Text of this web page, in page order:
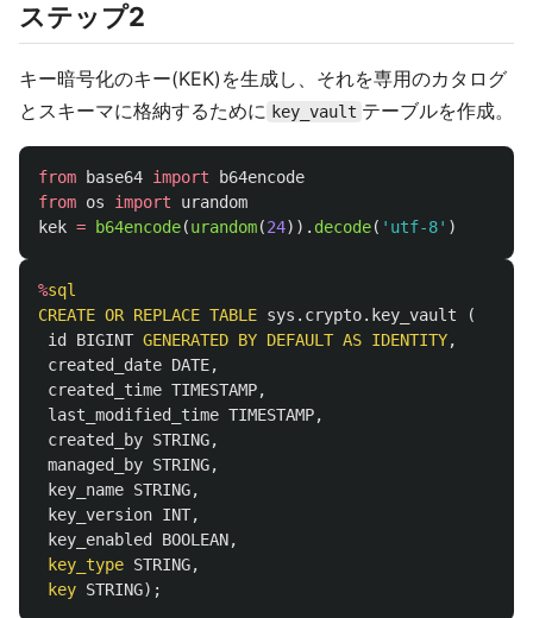
ステップ2
キー暗号化のキー(KEK)を生成し、それを専用のカタログ
とスキーマに格納するために key_vault テーブルを作成。
from base64 import
b64encode
from os import
urandom
kek = b64encode(urandom(24)). decode( ' utf-8' )
%sql
CREATE OR REPLACE TABLE sys . crypto. key_vault
(
id
BIGINT GENERATED BY DEFAULT AS IDENTITY,
created_date DATE,
created_time TIMESTAMP,
last_modified_time TIMESTAMP,
created_by STRING,
managed_by STRING,
key_name STRING,
key_version INT,
key_enabled
BOOLEAN,
key_type STRING,
key STRING);